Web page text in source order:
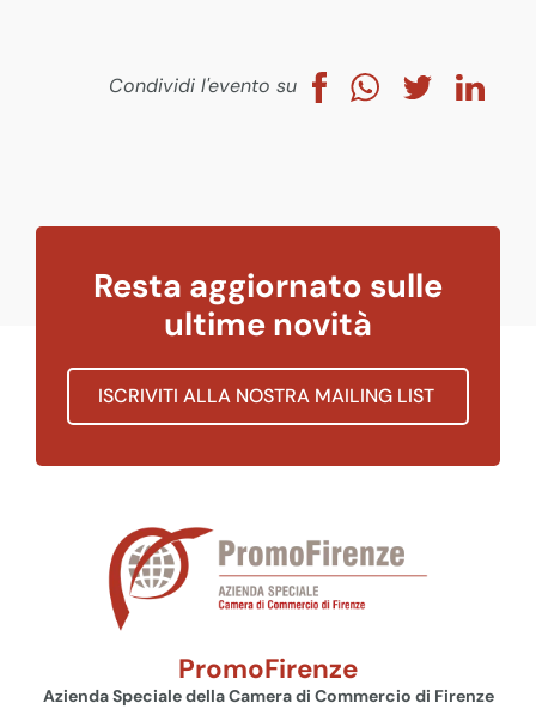
Condividi l'evento su
Resta aggiornato sulle
ultime novità
ISCRIVITI ALLA NOSTRA MAILING LIST
PromoFirenze
Azienda Speciale della Camera di Commercio di Firenze